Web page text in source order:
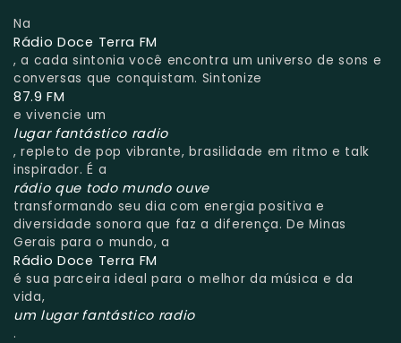
Na
Rádio Doce Terra FM
, a cada sintonia você encontra um universo de sons e
conversas que conquistam. Sintonize
87.9 FM
e vivencie um
lugar fantástico radio
, repleto de pop vibrante, brasilidade em ritmo e talk
inspirador. É a
rádio que todo mundo ouve
transformando seu dia com energia positiva e
diversidade sonora que faz a diferença. De Minas
Gerais para o mundo, a
Rádio Doce Terra FM
é sua parceira ideal para o melhor da música e da
vida,
um lugar fantástico radio
.